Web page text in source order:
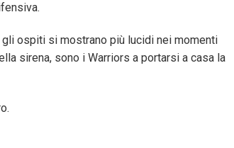
ospiti si mostrano più lucidi nei momenti
sirena, sono i Warriors a portarsi a casa la